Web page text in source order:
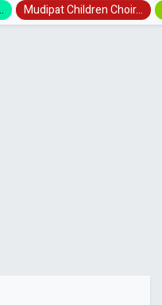
Mudipat Children Choir...